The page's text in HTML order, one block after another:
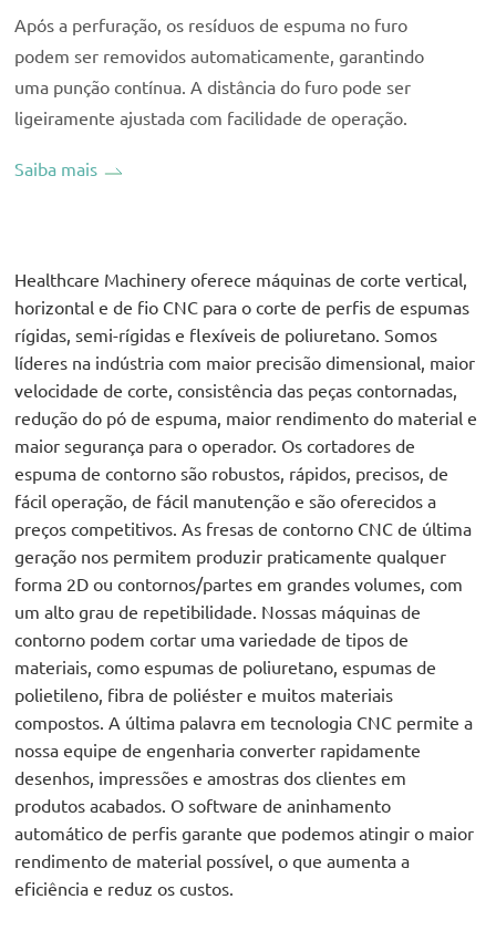
Após a perfuração, os resíduos de espuma no furo
podem ser removidos automaticamente, garantindo
uma punção contínua. A distância do furo pode ser
ligeiramente ajustada com facilidade de operação.
Saiba mais
Healthcare Machinery oferece máquinas de corte vertical,
horizontal e de fio CNC para o corte de perfis de espumas
rígidas, semi-rígidas e flexíveis de poliuretano. Somos
líderes na indústria com maior precisão dimensional, maior
velocidade de corte, consistência das peças contornadas,
redução do pó de espuma, maior rendimento do material e
maior segurança para o operador. Os cortadores de
espuma de contorno são robustos, rápidos, precisos, de
fácil operação, de fácil manutenção e são oferecidos a
preços competitivos. As fresas de contorno CNC de última
geração nos permitem produzir praticamente qualquer
forma 2D ou contornos/partes em grandes volumes, com
um alto grau de repetibilidade. Nossas máquinas de
contorno podem cortar uma variedade de tipos de
materiais, como espumas de poliuretano, espumas de
polietileno, fibra de poliéster e muitos materiais
compostos. A última palavra em tecnologia CNC permite a
nossa equipe de engenharia converter rapidamente
desenhos, impressões e amostras dos clientes em
produtos acabados. O software de aninhamento
automático de perfis garante que podemos atingir o maior
rendimento de material possível, o que aumenta a
eficiência e reduz os custos.